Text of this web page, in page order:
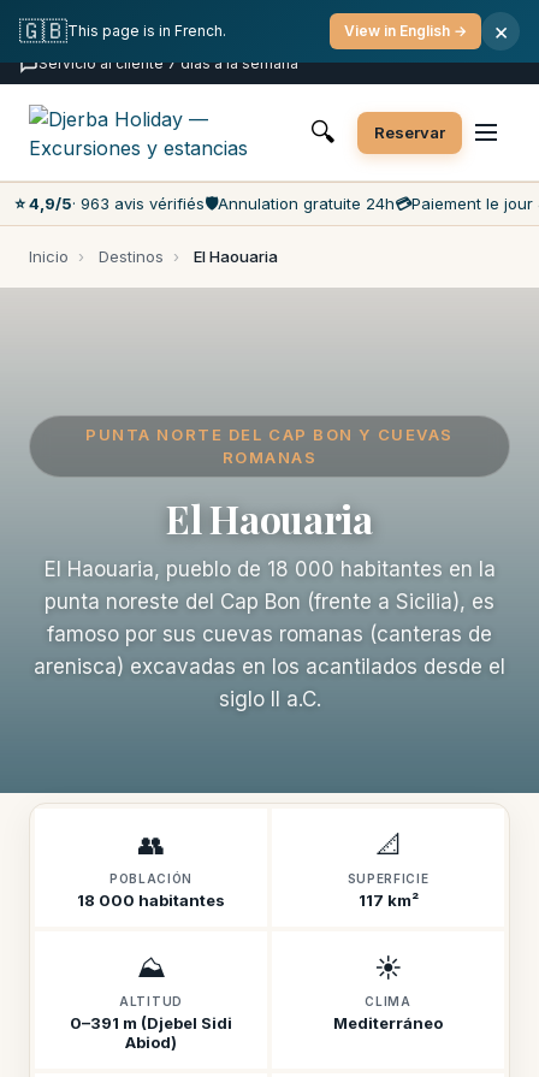
Cancelación gratuita
Pago el día de la actividad
Precios más bajos del mercado
Servicio al cliente 7 días a la semana
🔍 Reservar
⭐ 4,9/5· 963 avis vérifiés🛡️Annulation gratuite 24h💳Paiement le jour
Inicio › Destinos › El Haouaria
PUNTA NORTE DEL CAP BON Y CUEVAS
ROMANAS
El Haouaria
El Haouaria, pueblo de 18 000 habitantes en la
punta noreste del Cap Bon (frente a Sicilia), es
famoso por sus cuevas romanas (canteras de
arenisca) excavadas en los acantilados desde el
siglo II a.C.
👥
POBLACIÓN
18 000 habitantes
📐
SUPERFICIE
117 km²
⛰️
ALTITUD
0–391 m (Djebel Sidi
Abiod)
☀️
CLIMA
Mediterráneo
🇬🇧This page is in French. View in English → ×